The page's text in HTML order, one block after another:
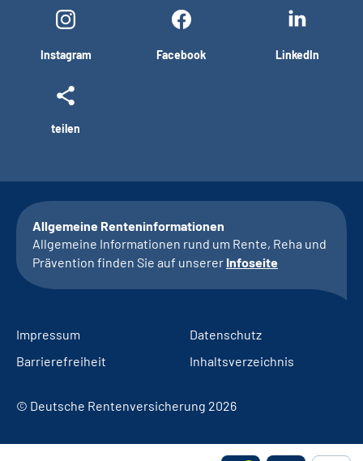
Instagram Facebook LinkedIn
teilen
Allgemeine Renteninformationen
Allgemeine Informationen rund um Rente, Reha und
Prävention finden Sie auf unserer Infoseite
Impressum
Datenschutz
Barrierefreiheit
Inhaltsverzeichnis
© Deutsche Rentenversicherung 2026